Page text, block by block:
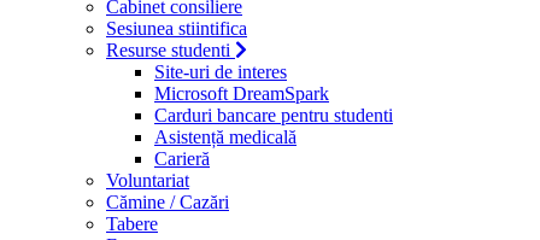
Cabinet consiliere
Sesiunea stiintifica
Resurse studenti
Site-uri de interes
Microsoft DreamSpark
Carduri bancare pentru studenti
Asistență medicală
Carieră
Voluntariat
Cămine / Cazări
Tabere